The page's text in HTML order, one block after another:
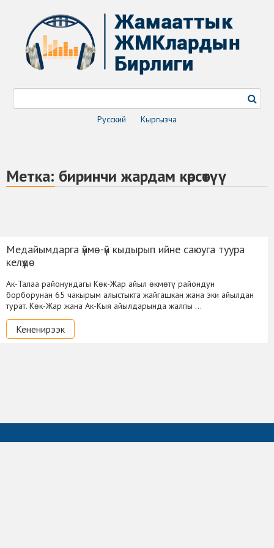
Русский Кыргызча
Метка: биринчи жардам көрсөтүү
Медайымдарга үймө-үй кыдырып ийне саюуга туура
келүүдө
Ак-Талаа районундагы Көк-Жар айыл өкмөтү райондун
борборунан 65 чакырым алыстыкта жайгашкан жана эки айылдан
турат. Көк-Жар жана Ак-Кыя айылдарында жалпы …
Кененирээк